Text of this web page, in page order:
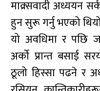
माक्र्सवादी अध्ययन
हुन सुरू गर्नु भएको
यो अवधिमा र पछि
अर्को प्रान्त बसाई
ठूलो हिस्सा पढने र